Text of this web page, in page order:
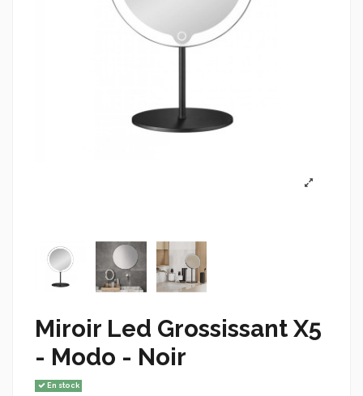
Miroir Led Grossissant X5
- Modo - Noir
En stock